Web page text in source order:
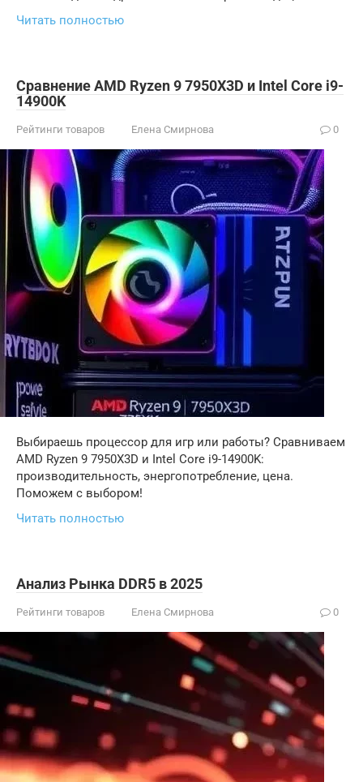
Читать полностью
Сравнение AMD Ryzen 9 7950X3D и Intel Core i9-
14900K
Рейтинги товаров Елена Смирнова 0
Выбираешь процессор для игр или работы? Сравниваем
AMD Ryzen 9 7950X3D и Intel Core i9-14900K:
производительность, энергопотребление, цена.
Поможем с выбором!
Читать полностью
Анализ Рынка DDR5 в 2025
Рейтинги товаров Елена Смирнова 0